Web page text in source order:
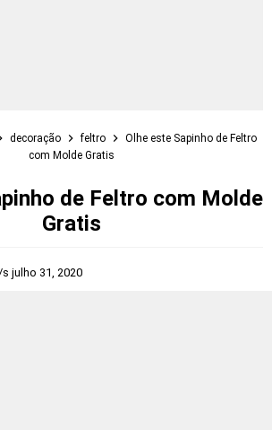
decoração feltro
Olhe este Sapinho de Feltro
com Molde Gratis
de Feltro com Molde
Gratis
s julho 31, 2020